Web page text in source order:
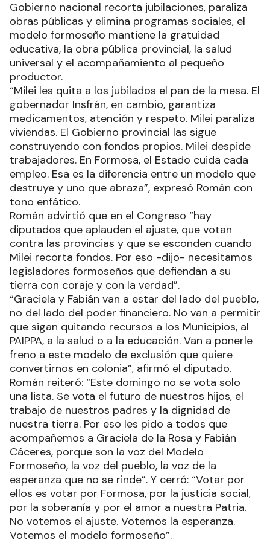
Gobierno nacional recorta jubilaciones, paraliza
obras públicas y elimina programas sociales, el
modelo formoseño mantiene la gratuidad
educativa, la obra pública provincial, la salud
universal y el acompañamiento al pequeño
productor.
“Milei les quita a los jubilados el pan de la mesa. El
gobernador Insfrán, en cambio, garantiza
medicamentos, atención y respeto. Milei paraliza
viviendas. El Gobierno provincial las sigue
construyendo con fondos propios. Milei despide
trabajadores. En Formosa, el Estado cuida cada
empleo. Esa es la diferencia entre un modelo que
destruye y uno que abraza”, expresó Román con
tono enfático.
Román advirtió que en el Congreso “hay
diputados que aplauden el ajuste, que votan
contra las provincias y que se esconden cuando
Milei recorta fondos. Por eso -dijo- necesitamos
legisladores formoseños que defiendan a su
tierra con coraje y con la verdad”.
“Graciela y Fabián van a estar del lado del pueblo,
no del lado del poder financiero. No van a permitir
que sigan quitando recursos a los Municipios, al
PAIPPA, a la salud o a la educación. Van a ponerle
freno a este modelo de exclusión que quiere
convertirnos en colonia”, afirmó el diputado.
Román reiteró: “Este domingo no se vota solo
una lista. Se vota el futuro de nuestros hijos, el
trabajo de nuestros padres y la dignidad de
nuestra tierra. Por eso les pido a todos que
acompañemos a Graciela de la Rosa y Fabián
Cáceres, porque son la voz del Modelo
Formoseño, la voz del pueblo, la voz de la
esperanza que no se rinde”. Y cerró: “Votar por
ellos es votar por Formosa, por la justicia social,
por la soberanía y por el amor a nuestra Patria.
No votemos el ajuste. Votemos la esperanza.
Votemos el modelo formoseño”.